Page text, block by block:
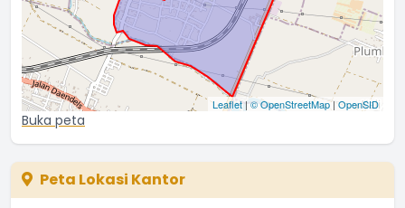
Leaflet|© OpenStreetMap|OpenSID
Buka peta
Peta Lokasi Kantor